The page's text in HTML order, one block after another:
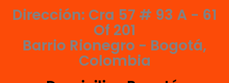
t
p
e
o
k
o
k
t
r
a
m
w
t
e
Dirección: Cra 57 # 93 A - 61
Of 201
Barrio Rionegro - Bogotá,
Colombia